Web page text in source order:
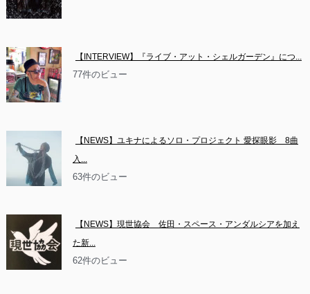
【INTERVIEW】『ライブ・アット・シェルガーデン』につ...
77件のビュー
【NEWS】ユキナによるソロ・プロジェクト 愛探眼影　8曲
入...
63件のビュー
【NEWS】現世協会　佐田・スペース・アンダルシアを加え
た新...
62件のビュー